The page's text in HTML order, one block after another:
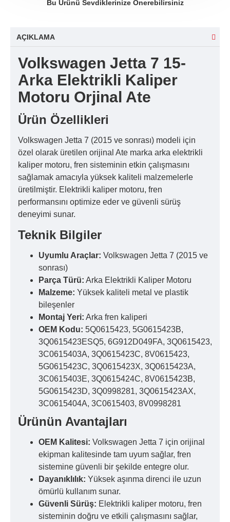
Bu Ürünü Sevdiklerinize Önerebilirsiniz
AÇIKLAMA
Volkswagen Jetta 7 15-
Arka Elektrikli Kaliper
Motoru Orjinal Ate
Ürün Özellikleri
Volkswagen Jetta 7 (2015 ve sonrası) modeli için
özel olarak üretilen orijinal Ate marka arka elektrikli
kaliper motoru, fren sisteminin etkin çalışmasını
sağlamak amacıyla yüksek kaliteli malzemelerle
üretilmiştir. Elektrikli kaliper motoru, fren
performansını optimize eder ve güvenli sürüş
deneyimi sunar.
Teknik Bilgiler
Uyumlu Araçlar: Volkswagen Jetta 7 (2015 ve
sonrası)
Parça Türü: Arka Elektrikli Kaliper Motoru
Malzeme: Yüksek kaliteli metal ve plastik
bileşenler
Montaj Yeri: Arka fren kaliperi
OEM Kodu: 5Q0615423, 5G0615423B,
3Q0615423ESQ5, 6G912D049FA, 3Q0615423,
3C0615403A, 3Q0615423C, 8V0615423,
5G0615423C, 3Q0615423X, 3Q0615423A,
3C0615403E, 3Q0615424C, 8V0615423B,
5G0615423D, 3Q0998281, 3Q0615423AX,
3C0615404A, 3C0615403, 8V0998281
Ürünün Avantajları
OEM Kalitesi: Volkswagen Jetta 7 için orijinal
ekipman kalitesinde tam uyum sağlar, fren
sistemine güvenli bir şekilde entegre olur.
Dayanıklılık: Yüksek aşınma direnci ile uzun
ömürlü kullanım sunar.
Güvenli Sürüş: Elektrikli kaliper motoru, fren
sisteminin doğru ve etkili çalışmasını sağlar,